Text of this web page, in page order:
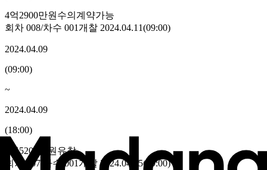
4억2900만원 수의계약가능
회차 008/차수 001개찰 2024.04.11(09:00)
2024.04.09
(09:00)
~
2024.04.09
(18:00)
4억5200만원 유찰
회차 007 /차수 001개찰2024.04.05( 09:00)